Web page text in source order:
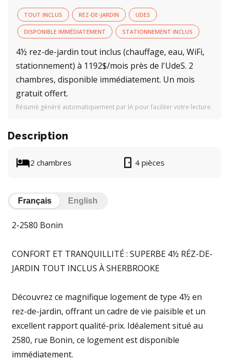
TOUT INCLUS REZ-DE-JARDIN UDES
DISPONIBLE IMMÉDIATEMENT STATIONNEMENT INCLUS
4½ rez-de-jardin tout inclus (chauffage, eau, WiFi,
stationnement) à 1192$/mois près de l'UdeS. 2
chambres, disponible immédiatement. Un mois
gratuit offert.
Résumé généré automatiquement par IA pour faciliter votre lecture.
Description
2 chambres 4 pièces
Français English
2-2580 Bonin
CONFORT ET TRANQUILLITÉ : SUPERBE 4½ RÉZ-DE-
JARDIN TOUT INCLUS À SHERBROOKE
Découvrez ce magnifique logement de type 4½ en
rez-de-jardin, offrant un cadre de vie paisible et un
excellent rapport qualité-prix. Idéalement situé au
2580, rue Bonin, ce logement est disponible
immédiatement.